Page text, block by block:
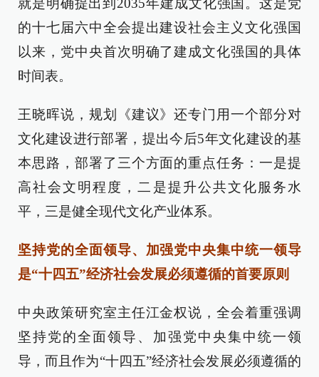
就是明确提出到2035年建成文化强国。这是党
的十七届六中全会提出建设社会主义文化强国
以来，党中央首次明确了建成文化强国的具体
时间表。
王晓晖说，规划《建议》还专门用一个部分对
文化建设进行部署，提出今后5年文化建设的基
本思路，部署了三个方面的重点任务：一是提
高社会文明程度，二是提升公共文化服务水
平，三是健全现代文化产业体系。
坚持党的全面领导、加强党中央集中统一领导
是“十四五”经济社会发展必须遵循的首要原则
中央政策研究室主任江金权说，全会着重强调
坚持党的全面领导、加强党中央集中统一领
导，而且作为“十四五”经济社会发展必须遵循的